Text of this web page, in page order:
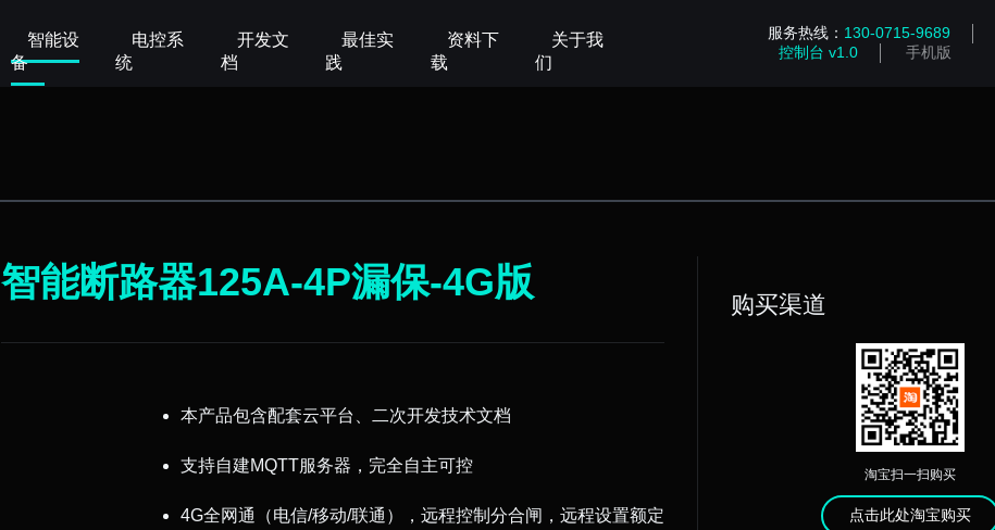
智能设
备
电控系
统
开发文
档
最佳实
践
资料下
载
关于我
们
服务热线： 130-0715-9689
控制台 v1.0
手机版
智能断路器125A-4P漏保-4G版
本产品包含配套云平台、二次开发技术文档
支持自建MQTT服务器，完全自主可控
4G全网通（电信/移动/联通）
，远程控制分合闸，远程设置额定
购买渠道
淘宝扫一扫购买
点击此处淘宝购买